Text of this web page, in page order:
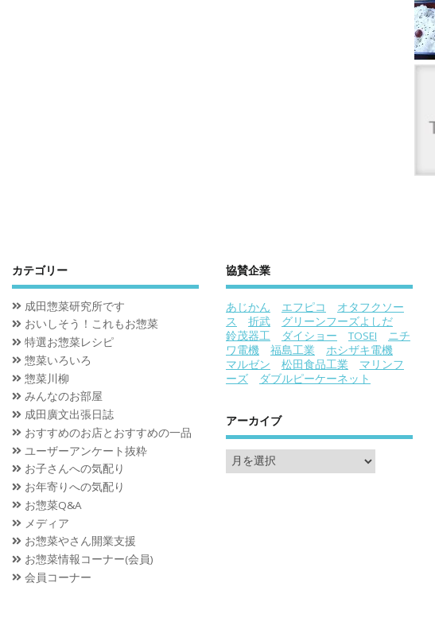
カテゴリー
成田惣菜研究所です
おいしそう！これもお惣菜
特選お惣菜レシピ
惣菜いろいろ
惣菜川柳
みんなのお部屋
成田廣文出張日誌
おすすめのお店とおすすめの一品
ユーザーアンケート抜粋
お子さんへの気配り
お年寄りへの気配り
お惣菜Q&A
メディア
お惣菜やさん開業支援
お惣菜情報コーナー(会員)
会員コーナー
協賛企業
あじかん エフピコ
オタフクソー
ス
折武
グリーンフーズよしだ
鈴茂器工
ダイショー TOSEI
ニチ
ワ電機
福島工業
ホシザキ電機
マルゼン
松田食品工業
マリンフ
ーズ
ダブルピーケーネット
アーカイブ